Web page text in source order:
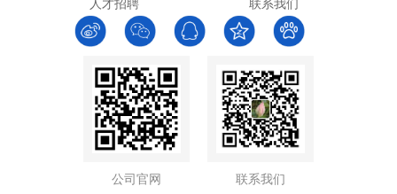
人才招聘
联系我们
公司官网 联系我们